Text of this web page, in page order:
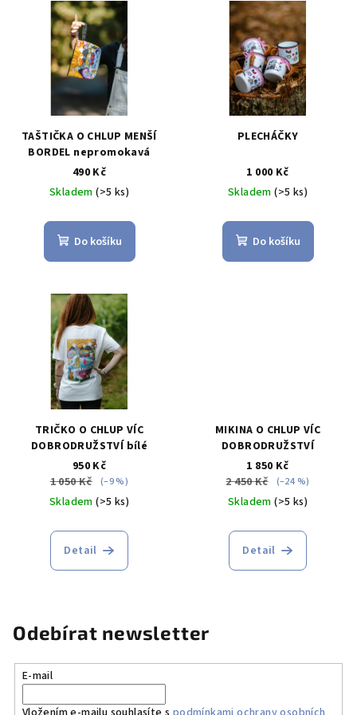
TAŠTIČKA O CHLUP MENŠÍ
BORDEL nepromokavá
490 Kč
Skladem(>5 ks)
Do košíku
PLECHÁČKY
1 000 Kč
Skladem(>5 ks)
Do košíku
TRIČKO O CHLUP VÍC
DOBRODRUŽSTVÍ bílé
950 Kč
1 050 Kč (–9 %)
Skladem(>5 ks)
Detail
MIKINA O CHLUP VÍC
DOBRODRUŽSTVÍ
1 850 Kč
2 450 Kč
(–24 %)
Skladem(>5 ks)
Detail
Odebírat newsletter
E-mail